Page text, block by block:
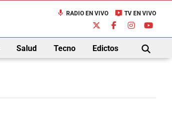
mic RADIO EN VIVO live_tv TV EN VIVO
Salud Tecno Edictos
BUSCAR